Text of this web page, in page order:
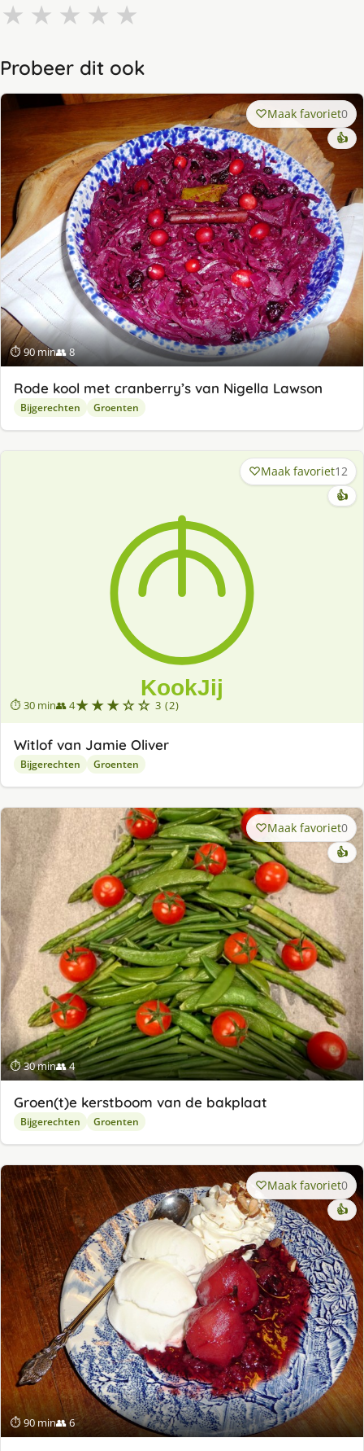
★ ★ ★ ★ ★
Probeer dit ook
⏱ 90 min👥 8
Maak favoriet0
👍
Rode kool met cranberry’s van Nigella Lawson
Bijgerechten Groenten
⏱ 30 min👥 4★★★☆☆ 3 (2)
Maak favoriet12
👍
Witlof van Jamie Oliver
Bijgerechten Groenten
⏱ 30 min👥 4
Maak favoriet0
👍
Groen(t)e kerstboom van de bakplaat
Bijgerechten Groenten
⏱ 90 min👥 6
Maak favoriet0
👍